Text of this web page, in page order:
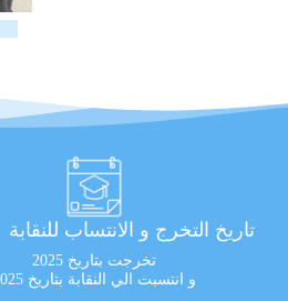
تاريخ التخرج و الانتساب للنقابة
تخرجت بتاريخ 2025
و انتسبت الي النقابة بتاريخ 2025